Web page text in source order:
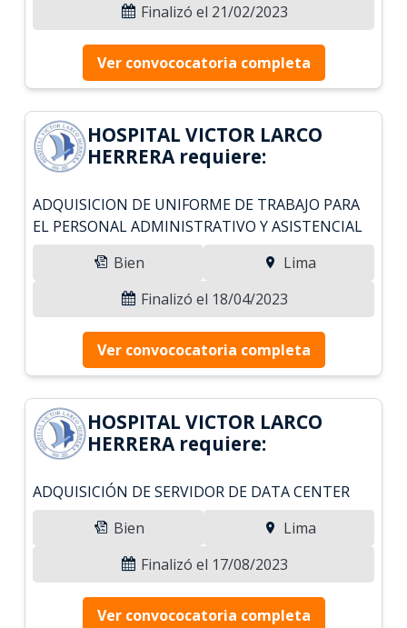
Finalizó el 21/02/2023
Ver convococatoria completa
HOSPITAL VICTOR LARCO
HERRERA requiere:
ADQUISICION DE UNIFORME DE TRABAJO PARA
EL PERSONAL ADMINISTRATIVO Y ASISTENCIAL
Bien
Lima
Finalizó el 18/04/2023
Ver convococatoria completa
HOSPITAL VICTOR LARCO
HERRERA requiere:
ADQUISICIÓN DE SERVIDOR DE DATA CENTER
Bien
Lima
Finalizó el 17/08/2023
Ver convococatoria completa